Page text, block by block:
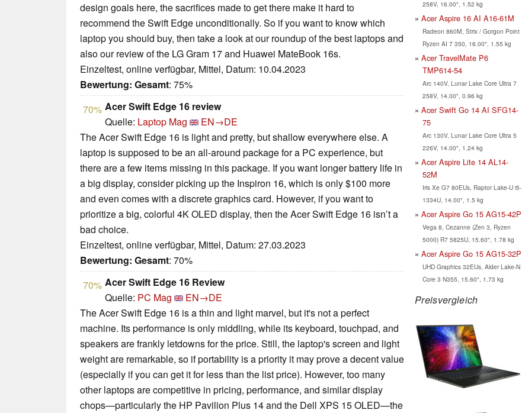
design goals here, the sacrifices made to get there make it hard to
recommend the Swift Edge unconditionally. So if you want to know which
laptop you should buy, then take a look at our roundup of the best laptops and
also our review of the LG Gram 17 and Huawei MateBook 16s.
Einzeltest, online verfügbar, Mittel, Datum: 10.04.2023
Bewertung: Gesamt: 75%
70% Acer Swift Edge 16 review
Quelle: Laptop Mag
EN→DE
The Acer Swift Edge 16 is light and pretty, but shallow everywhere else. A
laptop is supposed to be an all-around package for a PC experience, but
there are a few items missing in this package. If you want longer battery life in
a big display, consider picking up the Inspiron 16, which is only $100 more
and even comes with a discrete graphics card. However, if you want to
prioritize a big, colorful 4K OLED display, then the Acer Swift Edge 16 isn’t a
bad choice.
Einzeltest, online verfügbar, Mittel, Datum: 27.03.2023
Bewertung: Gesamt: 70%
70% Acer Swift Edge 16 Review
Quelle: PC Mag
EN→DE
The Acer Swift Edge 16 is a thin and light marvel, but it's not a perfect
machine. Its performance is only middling, while its keyboard, touchpad, and
speakers are frankly letdowns for the price. Still, the laptop's screen and light
weight are remarkable, so if portability is a priority it may prove a decent value
(especially if you can get it for less than the list price). However, too many
other laptops are competitive in pricing, performance, and similar display
chops—particularly the HP Pavilion Plus 14 and the Dell XPS 15 OLED—the
258V, 16.00", 1.52 kg
Acer Aspire 16 AI A16-61M
Radeon 860M, Strix / Gorgon Point
Ryzen AI 7 350, 16.00", 1.55 kg
Acer TravelMate P6
TMP614-54
Arc 140V, Lunar Lake Core Ultra 7
258V, 14.00", 0.96 kg
Acer Swift Go 14 AI SFG14-
75
Arc 130V, Lunar Lake Core Ultra 5
226V, 14.00", 1.24 kg
Acer Aspire Lite 14 AL14-
52M
Iris Xe G7 80EUs, Raptor Lake-U i5-
1334U, 14.00", 1.5 kg
Acer Aspire Go 15 AG15-42P
Vega 8, Cezanne (Zen 3, Ryzen
5000) R7 5825U, 15.60", 1.78 kg
Acer Aspire Go 15 AG15-32P
UHD Graphics 32EUs, Alder Lake-N
Core 3 N355, 15.60", 1.73 kg
Preisvergleich